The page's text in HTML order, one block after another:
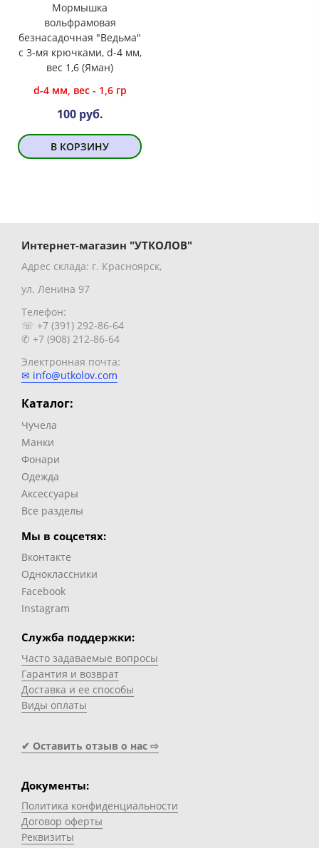
Мормышка
вольфрамовая
безнасадочная "Ведьма"
с 3-мя крючками, d-4 мм,
вес 1,6 (Яман)
d-4 мм, вес - 1,6 гр
100 руб.
В КОРЗИНУ
Интернет-магазин "УТКОЛОВ"
Адрес склада: г. Красноярск,
ул. Ленина 97
Телефон:
☏ +7 (391) 292-86-64
✆ +7 (908) 212-86-64
Электронная почта:
✉ info@utkolov.com
Каталог:
Чучела
Манки
Фонари
Одежда
Аксессуары
Все разделы
Мы в соцсетях:
Вконтакте
Одноклассники
Facebook
Instagram
Служба поддержки:
Часто задаваемые вопросы
Гарантия и возврат
Доставка и ее способы
Виды оплаты
✔ Оставить отзыв о нас ⇨
Документы:
Политика конфиденциальности
Договор оферты
Реквизиты